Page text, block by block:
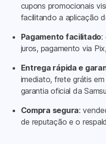
cupons promocionais
facilitando a aplicação
Pagamento facilitado:
juros, pagamento via
Entrega rápida e
imediato, frete grátis
garantia oficial da
Compra segura:
de reputação e o